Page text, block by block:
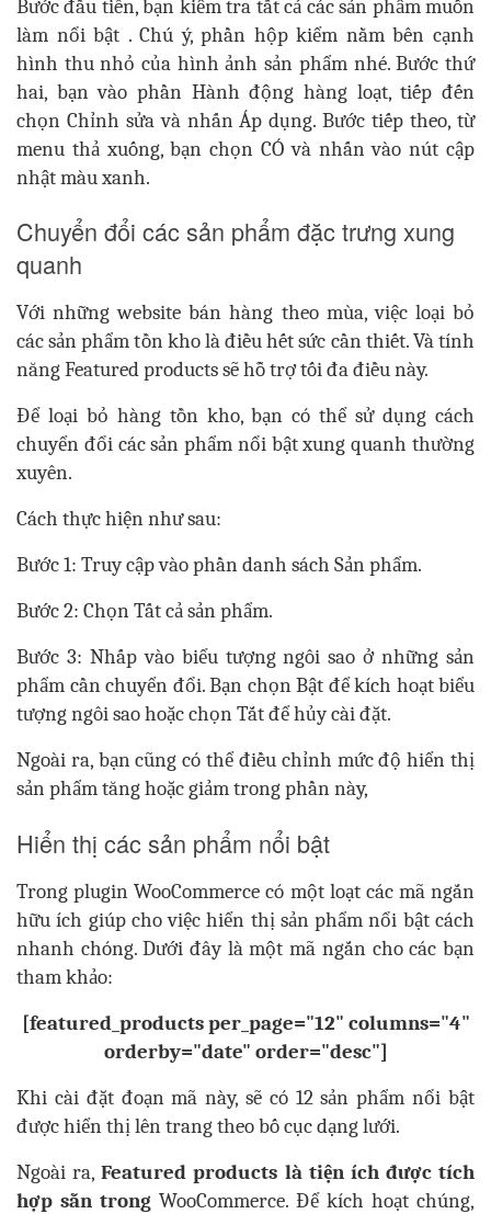
Bước đầu tiên, bạn kiểm tra tất cả các sản phẩm muốn
làm nổi bật . Chú ý, phần hộp kiểm nằm bên cạnh
hình thu nhỏ của hình ảnh sản phẩm nhé. Bước thứ
hai, bạn vào phần Hành động hàng loạt, tiếp đến
chọn Chỉnh sửa và nhấn Áp dụng. Bước tiếp theo, từ
menu thả xuống, bạn chọn CÓ và nhấn vào nút cập
nhật màu xanh.
Chuyển đổi các sản phẩm đặc trưng xung
quanh
Với những website bán hàng theo mùa, việc loại bỏ
các sản phẩm tồn kho là điều hết sức cần thiết. Và tính
năng Featured products sẽ hỗ trợ tối đa điều này.
Để loại bỏ hàng tồn kho, bạn có thể sử dụng cách
chuyển đổi các sản phẩm nổi bật xung quanh thường
xuyên.
Cách thực hiện như sau:
Bước 1: Truy cập vào phần danh sách Sản phẩm.
Bước 2: Chọn Tất cả sản phẩm.
Bước 3: Nhấp vào biểu tượng ngôi sao ở những sản
phẩm cần chuyển đổi. Bạn chọn Bật để kích hoạt biểu
tượng ngôi sao hoặc chọn Tắt để hủy cài đặt.
Ngoài ra, bạn cũng có thể điều chỉnh mức độ hiển thị
sản phẩm tăng hoặc giảm trong phần này,
Hiển thị các sản phẩm nổi bật
Trong plugin WooCommerce có một loạt các mã ngắn
hữu ích giúp cho việc hiển thị sản phẩm nổi bật cách
nhanh chóng. Dưới đây là một mã ngắn cho các bạn
tham khảo:
[featured_products per_page="12" columns="4"
orderby="date" order="desc"]
Khi cài đặt đoạn mã này, sẽ có 12 sản phẩm nổi bật
được hiển thị lên trang theo bố cục dạng lưới.
Ngoài ra,Featured products là tiện ích được tích
hợp sẵn trong WooCommerce. Để kích hoạt chúng,